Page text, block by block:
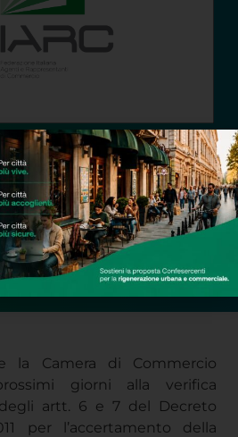
la Camera di Commercio
giorni alla verifica
artt. 6 e 7 del Decreto
per l’accertamento della